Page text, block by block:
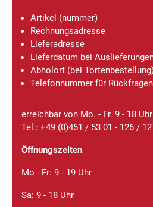
Artikel-(nummer)
Rechnungsadresse
Lieferadresse
Lieferdatum bei
Abholort (bei
Telefonnummer für Rückfragen
erreichbar von Mo. - Fr. 9 - 18 Uhr
Tel.: +49 (0)451 / 53 01 - 126 /
Öffnungszeiten
Mo - Fr: 9 - 19 Uhr
Sa: 9 - 18 Uhr